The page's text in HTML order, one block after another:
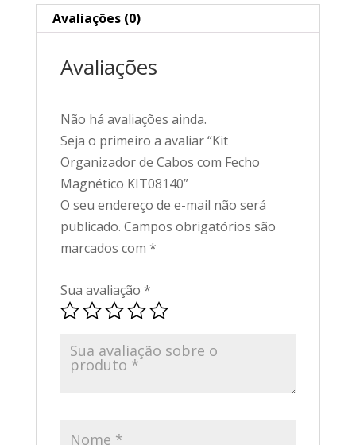
Avaliações (0)
Avaliações
Não há avaliações ainda.
Seja o primeiro a avaliar “Kit
Organizador de Cabos com Fecho
Magnético KIT08140”
O seu endereço de e-mail não será
publicado. Campos obrigatórios são
marcados com *
Sua avaliação *